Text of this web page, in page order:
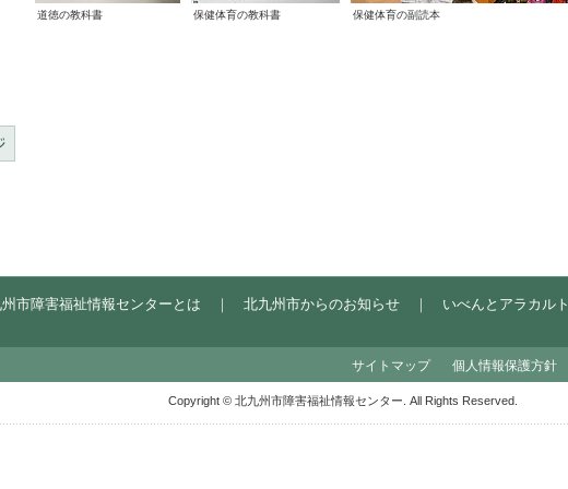
道徳の教科書 保健体育の教科書 保健体育の副読本
市障害福祉情報センターとは ｜ 北九州市からのお知らせ｜ いべんとアラカルト
個人情報保護方針
サイトマップ
Copyright © 北九州市障害福祉情報センター. All Rights Reserved.